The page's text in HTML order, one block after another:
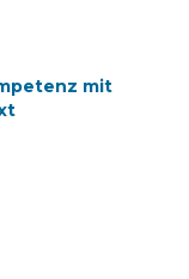
mit